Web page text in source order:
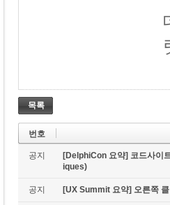
목록
번호
공지
[DelphiCon 요약] 코드사이
iques)
공지 [UX Summit 요약] 오른쪽